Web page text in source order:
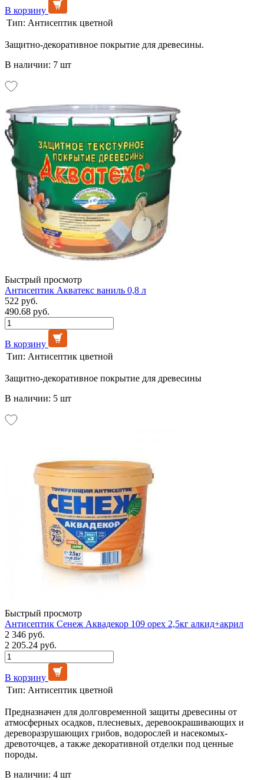
В корзину
Тип: Антисептик цветной
Защитно-декоративное покрытие для древесины.
В наличии: 7 шт
Быстрый просмотр
Антисептик Акватекс ваниль 0,8 л
522 руб.
490.68 руб.
В корзину
Тип: Антисептик цветной
Защитно-декоративное покрытие для древесины
В наличии: 5 шт
Быстрый просмотр
Антисептик Сенеж Аквадекор 109 орех 2,5кг алкид+акрил
2 346 руб.
2 205.24 руб.
В корзину
Тип: Антисептик цветной
Предназначен для долговременной защиты древесины от
атмосферных осадков, плесневых, деревоокрашивающих и
дереворазрушающих грибов, водорослей и насекомых-
древоточцев, а также декоративной отделки под ценные
породы.
В наличии: 4 шт